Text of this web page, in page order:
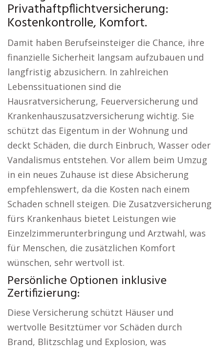
Privathaftpflichtversicherung:
Kostenkontrolle, Komfort.
Damit haben Berufseinsteiger die Chance, ihre
finanzielle Sicherheit langsam aufzubauen und
langfristig abzusichern. In zahlreichen
Lebenssituationen sind die
Hausratversicherung, Feuerversicherung und
Krankenhauszusatzversicherung wichtig. Sie
schützt das Eigentum in der Wohnung und
deckt Schäden, die durch Einbruch, Wasser oder
Vandalismus entstehen. Vor allem beim Umzug
in ein neues Zuhause ist diese Absicherung
empfehlenswert, da die Kosten nach einem
Schaden schnell steigen. Die Zusatzversicherung
fürs Krankenhaus bietet Leistungen wie
Einzelzimmerunterbringung und Arztwahl, was
für Menschen, die zusätzlichen Komfort
wünschen, sehr wertvoll ist.
Persönliche Optionen inklusive
Zertifizierung:
Diese Versicherung schützt Häuser und
wertvolle Besitztümer vor Schäden durch
Brand, Blitzschlag und Explosion, was